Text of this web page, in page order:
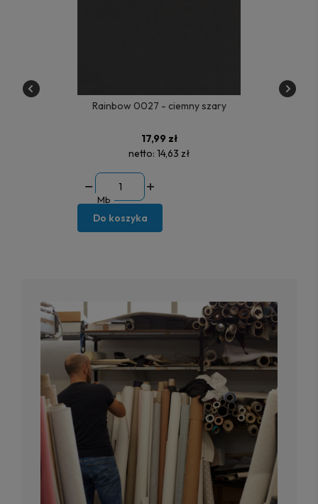
Rainbow 0027 - ciemny szary
17,99 zł
netto: 14,63 zł
Mb
Do koszyka